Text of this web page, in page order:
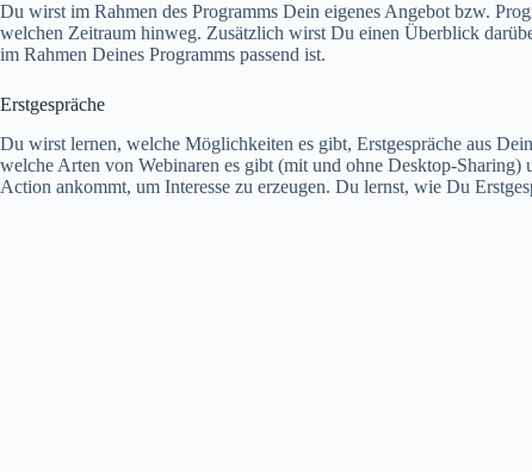
Du wirst im Rahmen des Programms Dein eigenes Angebot bzw.
welchen Zeitraum hinweg. Zusätzlich wirst Du einen Überblick
im Rahmen Deines Programms passend ist.
Erstgespräche
Du wirst lernen, welche Möglichkeiten es gibt, Erstgespräche aus
welche Arten von Webinaren es gibt (mit und ohne Desktop-
Action ankommt, um Interesse zu erzeugen. Du lernst, wie Du